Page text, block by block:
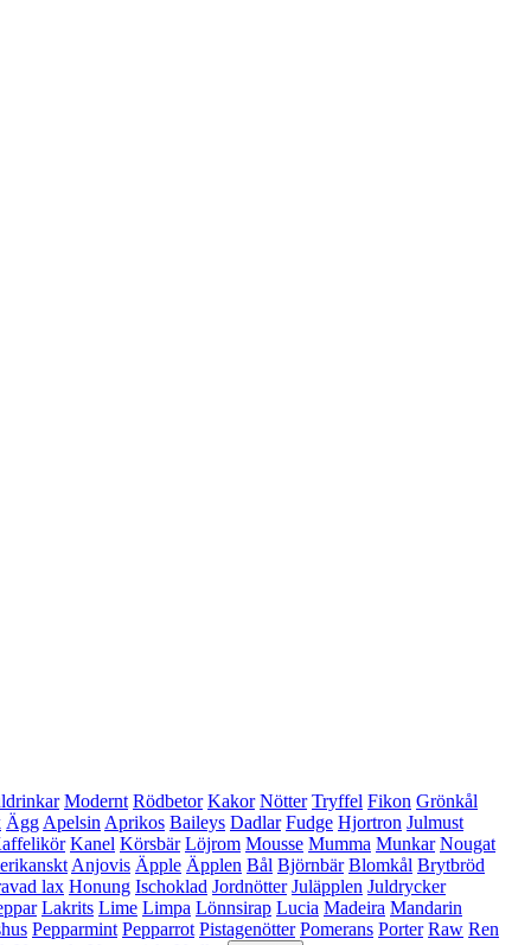
Modernt Rödbetor Kakor Nötter Tryffel Fikon Grönkål
ÄggApelsinAprikos Baileys Dadlar Fudge Hjortron Julmust
Kanel Körsbär Löjrom Mousse Mumma Munkar Nougat
Anjovis Äpple Äpplen Bål Björnbär Blomkål Brytbröd
lax Honung Ischoklad Jordnötter Juläpplen Juldrycker
Lakrits Lime Limpa Lönnsirap Lucia Madeira Mandarin
Pepparmint Pepparrot Pistagenötter Pomerans Porter Raw Ren